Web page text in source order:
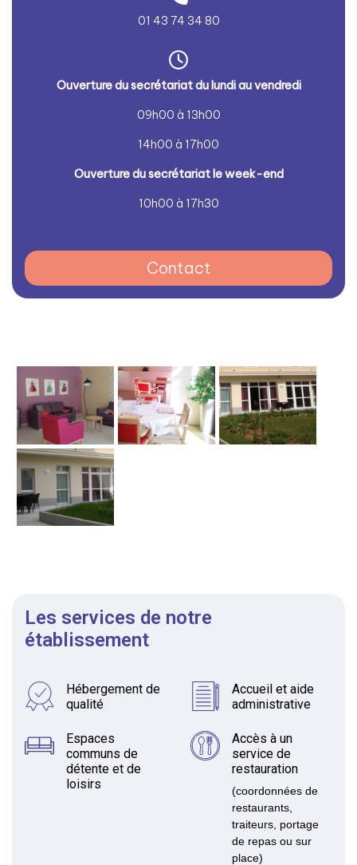
01 43 74 34 80
Ouverture du secrétariat du lundi au vendredi
09h00 à 13h00
14h00 à 17h00
Ouverture du secrétariat le week-end
10h00 à 17h30
Contact
Les services de notre
établissement
Hébergement de
qualité
Accueil et aide
administrative
Espaces
communs de
détente et de
loisirs
Accès à un
service de
restauration
(coordonnées de
restaurants,
traiteurs, portage
de repas ou sur
place)